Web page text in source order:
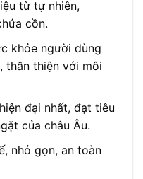
từ tự nhiên,
cồn.
khỏe người dùng
thân thiện với môi
đại nhất, đạt tiêu
của châu Âu.
nhỏ gọn, an toàn